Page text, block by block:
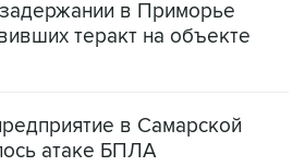
в Приморье
теракт на объекте
в Самарской
атаке БПЛА